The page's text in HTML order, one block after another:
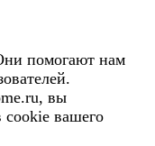
помогают нам
вы
cookie вашего